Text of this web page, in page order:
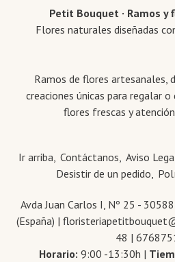
Petit Bouquet · Ramos y
Flores naturales diseñadas
Ramos de flores artesanales,
creaciones únicas para regalar o
flores frescas y
Ir arriba Contáctanos Aviso
Desistir de un pedido
Avda Juan Carlos I, Nº 25 -
(España) |
48 |
Horario: 9:00 -13:30h |